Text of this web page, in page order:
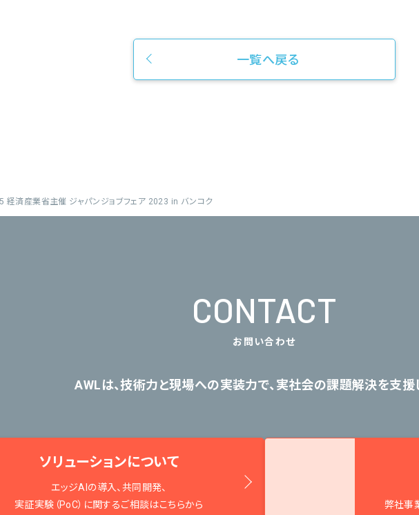
一覧へ戻る
経済産業省主催 ジャパンジョブフェア 2023 in バンコク
CONTACT
お問い合わせ
AWLは、技術力と現場への実装力で、 実社会の課題解決を支援
ソリューションについて
エッジAIの導入、共同開発、
実証実験（PoC）に関するご相談はこちらから
弊社事